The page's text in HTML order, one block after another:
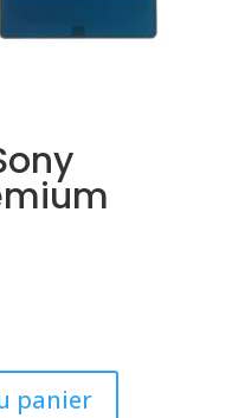
:
€.
panier